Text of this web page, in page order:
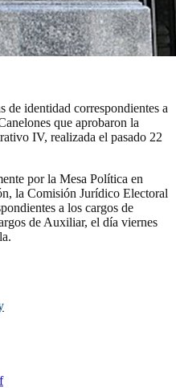
de identidad correspondientes a
que aprobaron la
IV, realizada el pasado 22
por la Mesa Política en
la Comisión Jurídico Electoral
a los cargos de
de Auxiliar, el día viernes